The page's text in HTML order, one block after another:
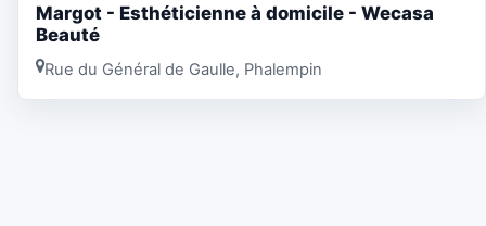
Margot - Esthéticienne à domicile - Wecasa
Beauté
Rue du Général de Gaulle, Phalempin